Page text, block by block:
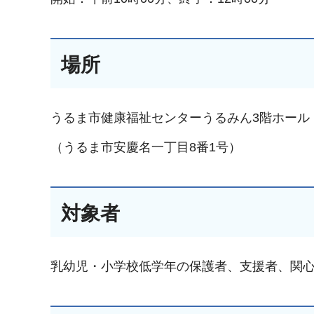
場所
うるま市健康福祉センターうるみん3階ホール
（うるま市安慶名一丁目8番1号）
対象者
乳幼児・小学校低学年の保護者、支援者、関